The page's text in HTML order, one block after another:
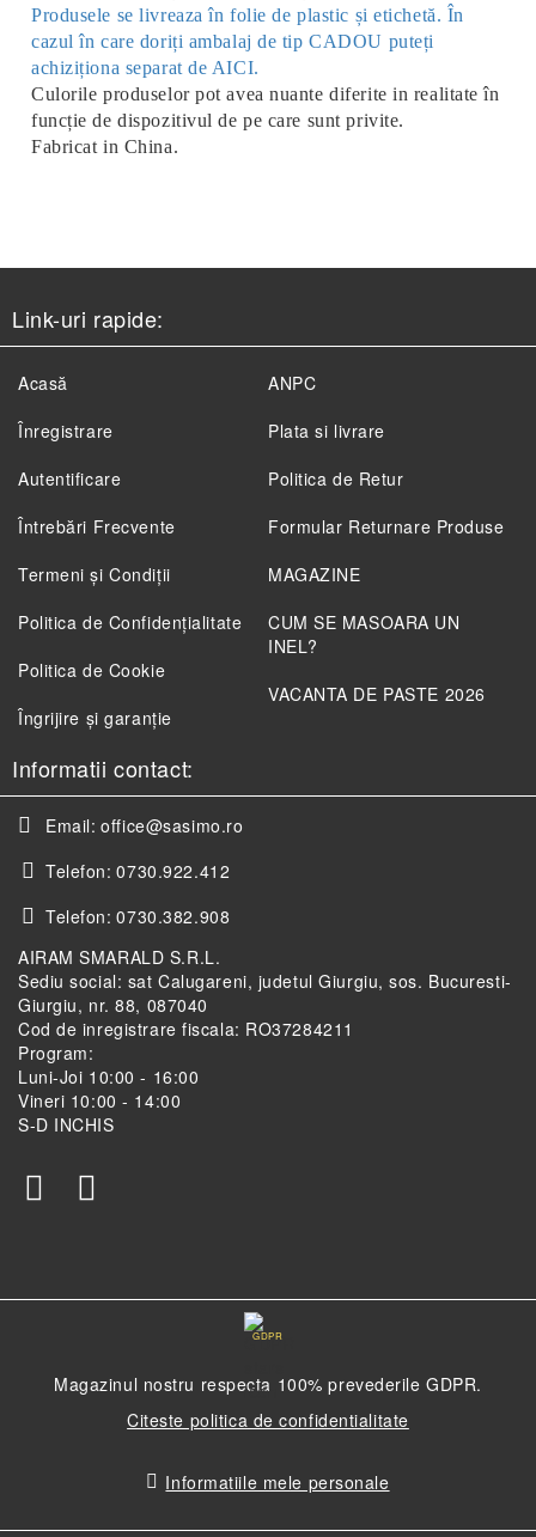
Produsele se livreaza în folie de plastic și etichetă. În
cazul în care doriți ambalaj de tip CADOU puteți
achiziționa separat de AICI.
Culorile produselor pot avea nuante diferite in realitate în
funcție de dispozitivul de pe care sunt privite.
Fabricat in China.
Link-uri rapide:
Acasă
Înregistrare
Autentificare
Întrebări Frecvente
ANPC
Plata si livrare
Politica de Retur
Formular Returnare Produse
Termeni și Condiții
Politica de Confidenţialitate
Politica de Cookie
Îngrijire și garanție
MAGAZINE
CUM SE MASOARA UN
INEL?
VACANTA DE PASTE 2026
Informatii contact:
Email: office@sasimo.ro
Telefon: 0730.922.412
Telefon: 0730.382.908
AIRAM SMARALD S.R.L.
Sediu social: sat Calugareni, judetul Giurgiu, sos. Bucuresti-
Giurgiu, nr. 88, 087040
Cod de inregistrare fiscala: RO37284211
Program:
Luni-Joi 10:00 - 16:00
Vineri 10:00 - 14:00
S-D INCHIS
GDPR
Magazinul nostru respecta 100% prevederile GDPR.
Citeste politica de confidentialitate
Informatiile mele personale